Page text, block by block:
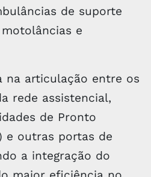
de suporte
e
na articulação entre os
rede assistencial,
de Pronto
e outras portas de
a integração do